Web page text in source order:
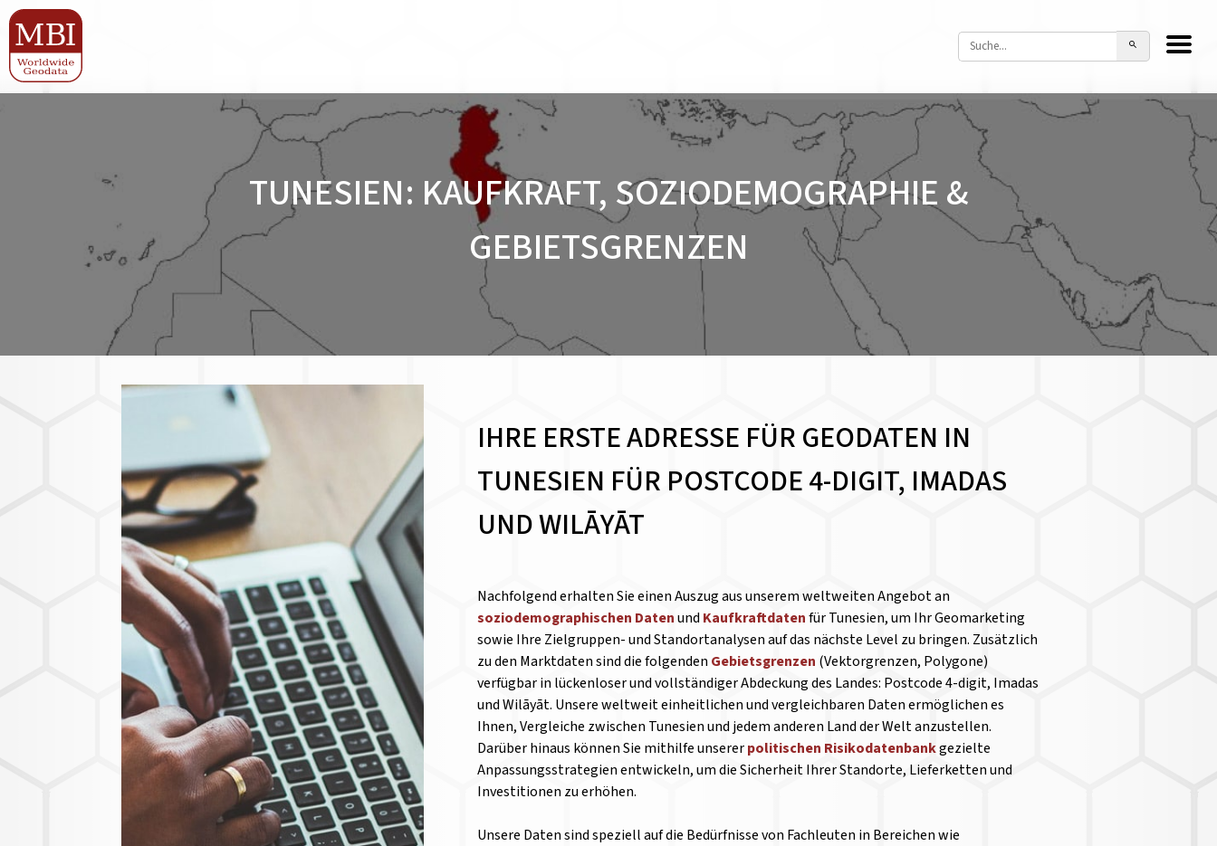
TUNESIEN: KAUFKRAFT, SOZIODEMOGRAPHIE &
GEBIETSGRENZEN
IHRE ERSTE ADRESSE FÜR GEODATEN IN
TUNESIEN FÜR POSTCODE 4-DIGIT, IMADAS
UND WILĀYĀT
Nachfolgend erhalten Sie einen Auszug aus unserem weltweiten Angebot an
soziodemographischen Datenund Kaufkraftdatenfür Tunesien, um Ihr Geomarketing
sowie Ihre Zielgruppen- und Standortanalysen auf das nächste Level zu bringen. Zusätzlich
zu den Marktdaten sind die folgenden Gebietsgrenzen (Vektorgrenzen, Polygone)
verfügbar in lückenloser und vollständiger Abdeckung des Landes: Postcode 4-digit, Imadas
und Wilāyāt. Unsere weltweit einheitlichen und vergleichbaren Daten ermöglichen es
Ihnen, Vergleiche zwischen Tunesien und jedem anderen Land der Welt anzustellen.
Darüber hinaus können Sie mithilfe unsererpolitischen Risikodatenbankgezielte
Anpassungsstrategien entwickeln, um die Sicherheit Ihrer Standorte, Lieferketten und
Investitionen zu erhöhen.
Unsere Daten sind speziell auf die Bedürfnisse von Fachleuten in Bereichen wie